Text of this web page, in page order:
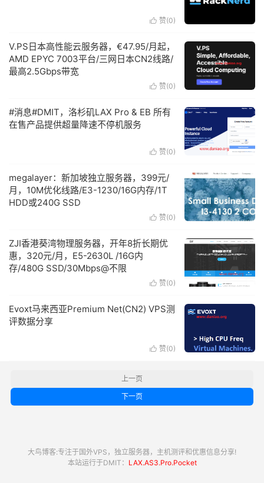
 赞(0)
V.PS日本高性能云服务器，€47.95/月起，
AMD EPYC 7003平台/三网日本CN2线路/
最高2.5Gbps带宽
 赞(0)
#消息#DMIT，洛杉矶LAX Pro & EB 所有
在售产品提供超量降速不停机服务
 赞(0)
megalayer：新加坡独立服务器，399元/
月，10M优化线路/E3-1230/16G内存/1T
HDD或240G SSD
 赞(0)
ZJI香港葵湾物理服务器，开年8折长期优
惠，320元/月，E5-2630L /16G内
存/480G SSD/30Mbps@不限
 赞(0)
Evoxt马来西亚Premium Net(CN2) VPS测
评数据分享
 赞(0)
上一页
下一页
大鸟博客:专注于国外VPS，独立服务器，主机测评和优惠信息分享!
本站运行于DMIT： LAX.AS3.Pro.Pocket